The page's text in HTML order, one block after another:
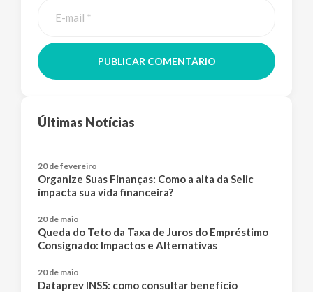
PUBLICAR COMENTÁRIO
Últimas Notícias
20 de fevereiro
Organize Suas Finanças: Como a alta da Selic
impacta sua vida financeira?
20 de maio
Queda do Teto da Taxa de Juros do Empréstimo
Consignado: Impactos e Alternativas
20 de maio
Dataprev INSS: como consultar benefício